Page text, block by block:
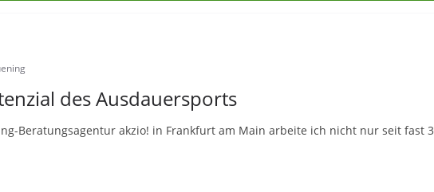
des Ausdauersports
Beratungsagentur akzio! in Frankfurt am Main arbeite ich nicht nur seit fast 3